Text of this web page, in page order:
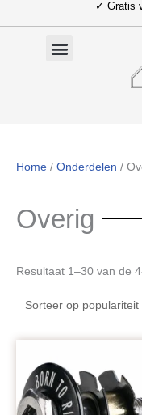
naar
✓ Gratis
Home / Onderdelen /
Overig
Resultaat 1–30 van de